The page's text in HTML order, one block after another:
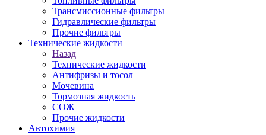
Трансмиссионные фильтры
Гидравлические фильтры
Прочие фильтры
Технические жидкости
Назад
Технические жидкости
Антифризы и тосол
Мочевина
Тормозная жидкость
СОЖ
Прочие жидкости
Автохимия